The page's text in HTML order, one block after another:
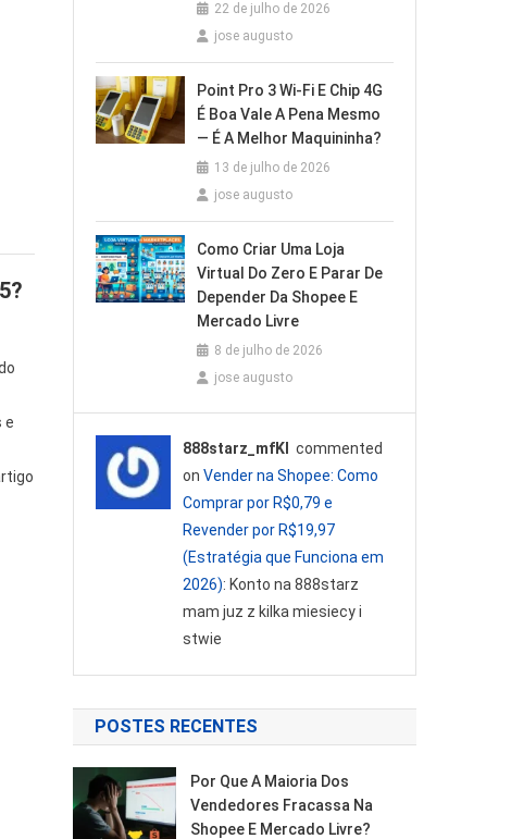
e
22 de julho de 2026
jose augusto
Point Pro 3 Wi‑Fi E Chip 4G
É Boa Vale A Pena Mesmo
— É A Melhor Maquininha?
13 de julho de 2026
jose augusto
Como Criar Uma Loja
Virtual Do Zero E Parar De
Depender Da Shopee E
Mercado Livre
8 de julho de 2026
jose augusto
888starz_mfKl
commented
on Vender na Shopee: Como
Comprar por R$0,79 e
Revender por R$19,97
(Estratégia que Funciona em
2026): Konto na 888starz
mam juz z kilka miesiecy i
stwie
POSTES RECENTES
Por Que A Maioria Dos
Vendedores Fracassa Na
Shopee E Mercado Livre?